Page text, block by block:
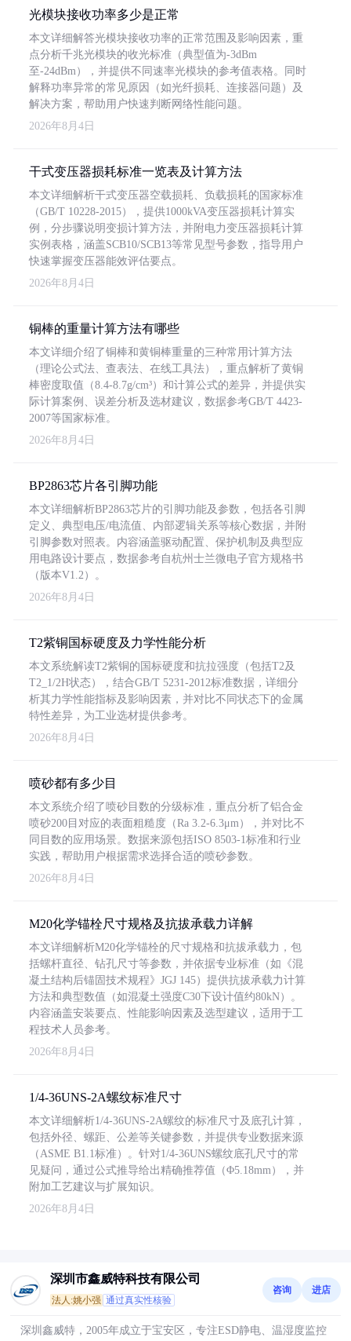
光模块接收功率多少是正常
本文详细解答光模块接收功率的正常范围及影响因素，重
点分析千兆光模块的收光标准（典型值为-3dBm
至-24dBm），并提供不同速率光模块的参考值表格。同时
解释功率异常的常见原因（如光纤损耗、连接器问题）及
解决方案，帮助用户快速判断网络性能问题。
2026年8月4日
干式变压器损耗标准一览表及计算方法
本文详细解析干式变压器空载损耗、负载损耗的国家标准
（GB/T 10228-2015），提供1000kVA变压器损耗计算实
例，分步骤说明变损计算方法，并附电力变压器损耗计算
实例表格，涵盖SCB10/SCB13等常见型号参数，指导用户
快速掌握变压器能效评估要点。
2026年8月4日
铜棒的重量计算方法有哪些
本文详细介绍了铜棒和黄铜棒重量的三种常用计算方法
（理论公式法、查表法、在线工具法），重点解析了黄铜
棒密度取值（8.4-8.7g/cm³）和计算公式的差异，并提供实
际计算案例、误差分析及选材建议，数据参考GB/T 4423-
2007等国家标准。
2026年8月4日
BP2863芯片各引脚功能
本文详细解析BP2863芯片的引脚功能及参数，包括各引脚
定义、典型电压/电流值、内部逻辑关系等核心数据，并附
引脚参数对照表。内容涵盖驱动配置、保护机制及典型应
用电路设计要点，数据参考自杭州士兰微电子官方规格书
（版本V1.2）。
2026年8月4日
T2紫铜国标硬度及力学性能分析
本文系统解读T2紫铜的国标硬度和抗拉强度（包括T2及
T2_1/2H状态），结合GB/T 5231-2012标准数据，详细分
析其力学性能指标及影响因素，并对比不同状态下的金属
特性差异，为工业选材提供参考。
2026年8月4日
喷砂都有多少目
本文系统介绍了喷砂目数的分级标准，重点分析了铝合金
喷砂200目对应的表面粗糙度（Ra 3.2-6.3μm），并对比不
同目数的应用场景。数据来源包括ISO 8503-1标准和行业
实践，帮助用户根据需求选择合适的喷砂参数。
2026年8月4日
M20化学锚栓尺寸规格及抗拔承载力详解
本文详细解析M20化学锚栓的尺寸规格和抗拔承载力，包
括螺杆直径、钻孔尺寸等参数，并依据专业标准（如《混
凝土结构后锚固技术规程》JGJ 145）提供抗拔承载力计算
方法和典型数值（如混凝土强度C30下设计值约80kN）。
内容涵盖安装要点、性能影响因素及选型建议，适用于工
程技术人员参考。
2026年8月4日
1/4-36UNS-2A螺纹标准尺寸
本文详细解析1/4-36UNS-2A螺纹的标准尺寸及底孔计算，
包括外径、螺距、公差等关键参数，并提供专业数据来源
（ASME B1.1标准）。针对1/4-36UNS螺纹底孔尺寸的常
见疑问，通过公式推导给出精确推荐值（Φ5.18mm），并
附加工艺建议与扩展知识。
2026年8月4日
深圳市鑫威特科技有限公司
法人:姚小强 通过真实性核验
咨询 进店
深圳鑫威特，2005年成立于宝安区，专注ESD静电、温湿度监控